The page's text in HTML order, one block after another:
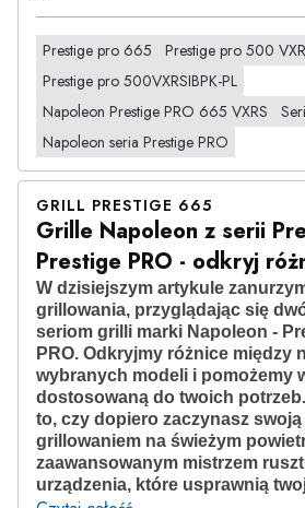
Prestige pro 665
Prestige pro 500
Prestige pro 500VXRSIBPK-PL
Napoleon Prestige PRO 665 VXRS
Napoleon seria Prestige PRO
GRILL PRESTIGE 665
Grille Napoleon z serii
Prestige PRO - odkryj
W dzisiejszym artykule
grillowania, przyglądając się
seriom grilli marki Napoleon -
PRO. Odkryjmy różnice między
wybranych modeli i pomożemy
dostosowaną do twoich
to, czy dopiero zaczynasz
grillowaniem na świeżym
zaawansowanym mistrzem
urządzenia, które usprawnią